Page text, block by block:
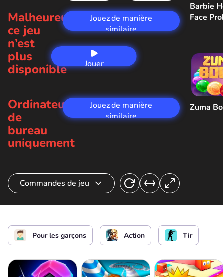
Jouer
Malheureusement,
ce jeu
n’est
plus
disponible
Jouez de manière
similaire
Ordinateur
de
bureau
uniquement
Jouez de manière
similaire
Barbie
Face
Zuma
Commandes de jeu
Tirer ou
Pour les garçons Action Tir